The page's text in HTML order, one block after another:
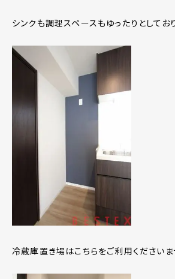
シンクも調理スペースもゆったりとしており
冷蔵庫置き場はこちらをご利用くださいま